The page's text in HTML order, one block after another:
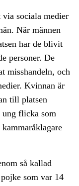
sociala medier
När männen
har de blivit
personer. De
misshandeln, och
Kvinnan är
till platsen
ung flicka som
så kallad
som var 14